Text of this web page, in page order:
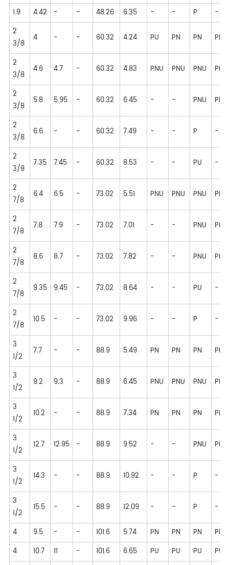
1.9
4.42 - - 48.26 6.35 - - P
-
2
3/8
4 - - 60.32 4.24 PU PN PN PN
2
3/8
4.6 4.7 - 60.32 4.83 PNU PNU PNU PNU
2
3/8
5.8 5.95 - 60.32 6.45 - - PNU PNU
2
3/8
6.6 - - 60.32 7.49 - - P -
2
3/8
7.35 7.45 - 60.32 8.53 - - PU -
2
7/8
6.4 6.5 - 73.02 5.51 PNU PNU PNU PNU
2
7/8
7.8 7.9 - 73.02 7.01 - - PNU PNU
2
7/8
8.6 8.7 - 73.02 7.82 - - PNU PNU
2
7/8
9.35 9.45 - 73.02 8.64 - - PU -
2
7/8
10.5 - - 73.02 9.96 - - P -
3
1/2
7.7 - - 88.9 5.49 PN PN PN PN
3
1/2
9.2 9.3 - 88.9 6.45 PNU PNU PNU PNU
3
1/2
10.2 - - 88.9 7.34 PN PN PN PN
3
1/2
12.7 12.95 - 88.9 9.52 - - PNU PNU
3
1/2
14.3 - - 88.9 10.92 - - P -
3
1/2
15.5 - - 88.9 12.09 - - P -
4 9.5 - - 101.6 5.74 PN PN PN
PN
4
10.7 11 - 101.6 6.65 PU PU PU PU